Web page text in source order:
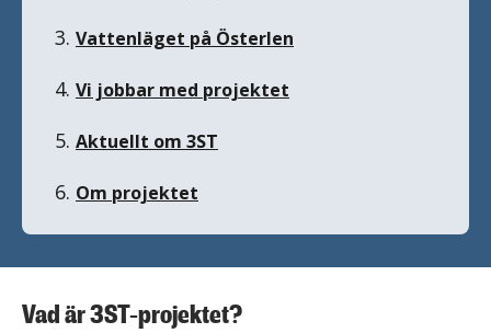
3. Vattenläget på Österlen
4. Vi jobbar med projektet
5. Aktuellt om 3ST
6. Om projektet
Vad är 3ST-projektet?